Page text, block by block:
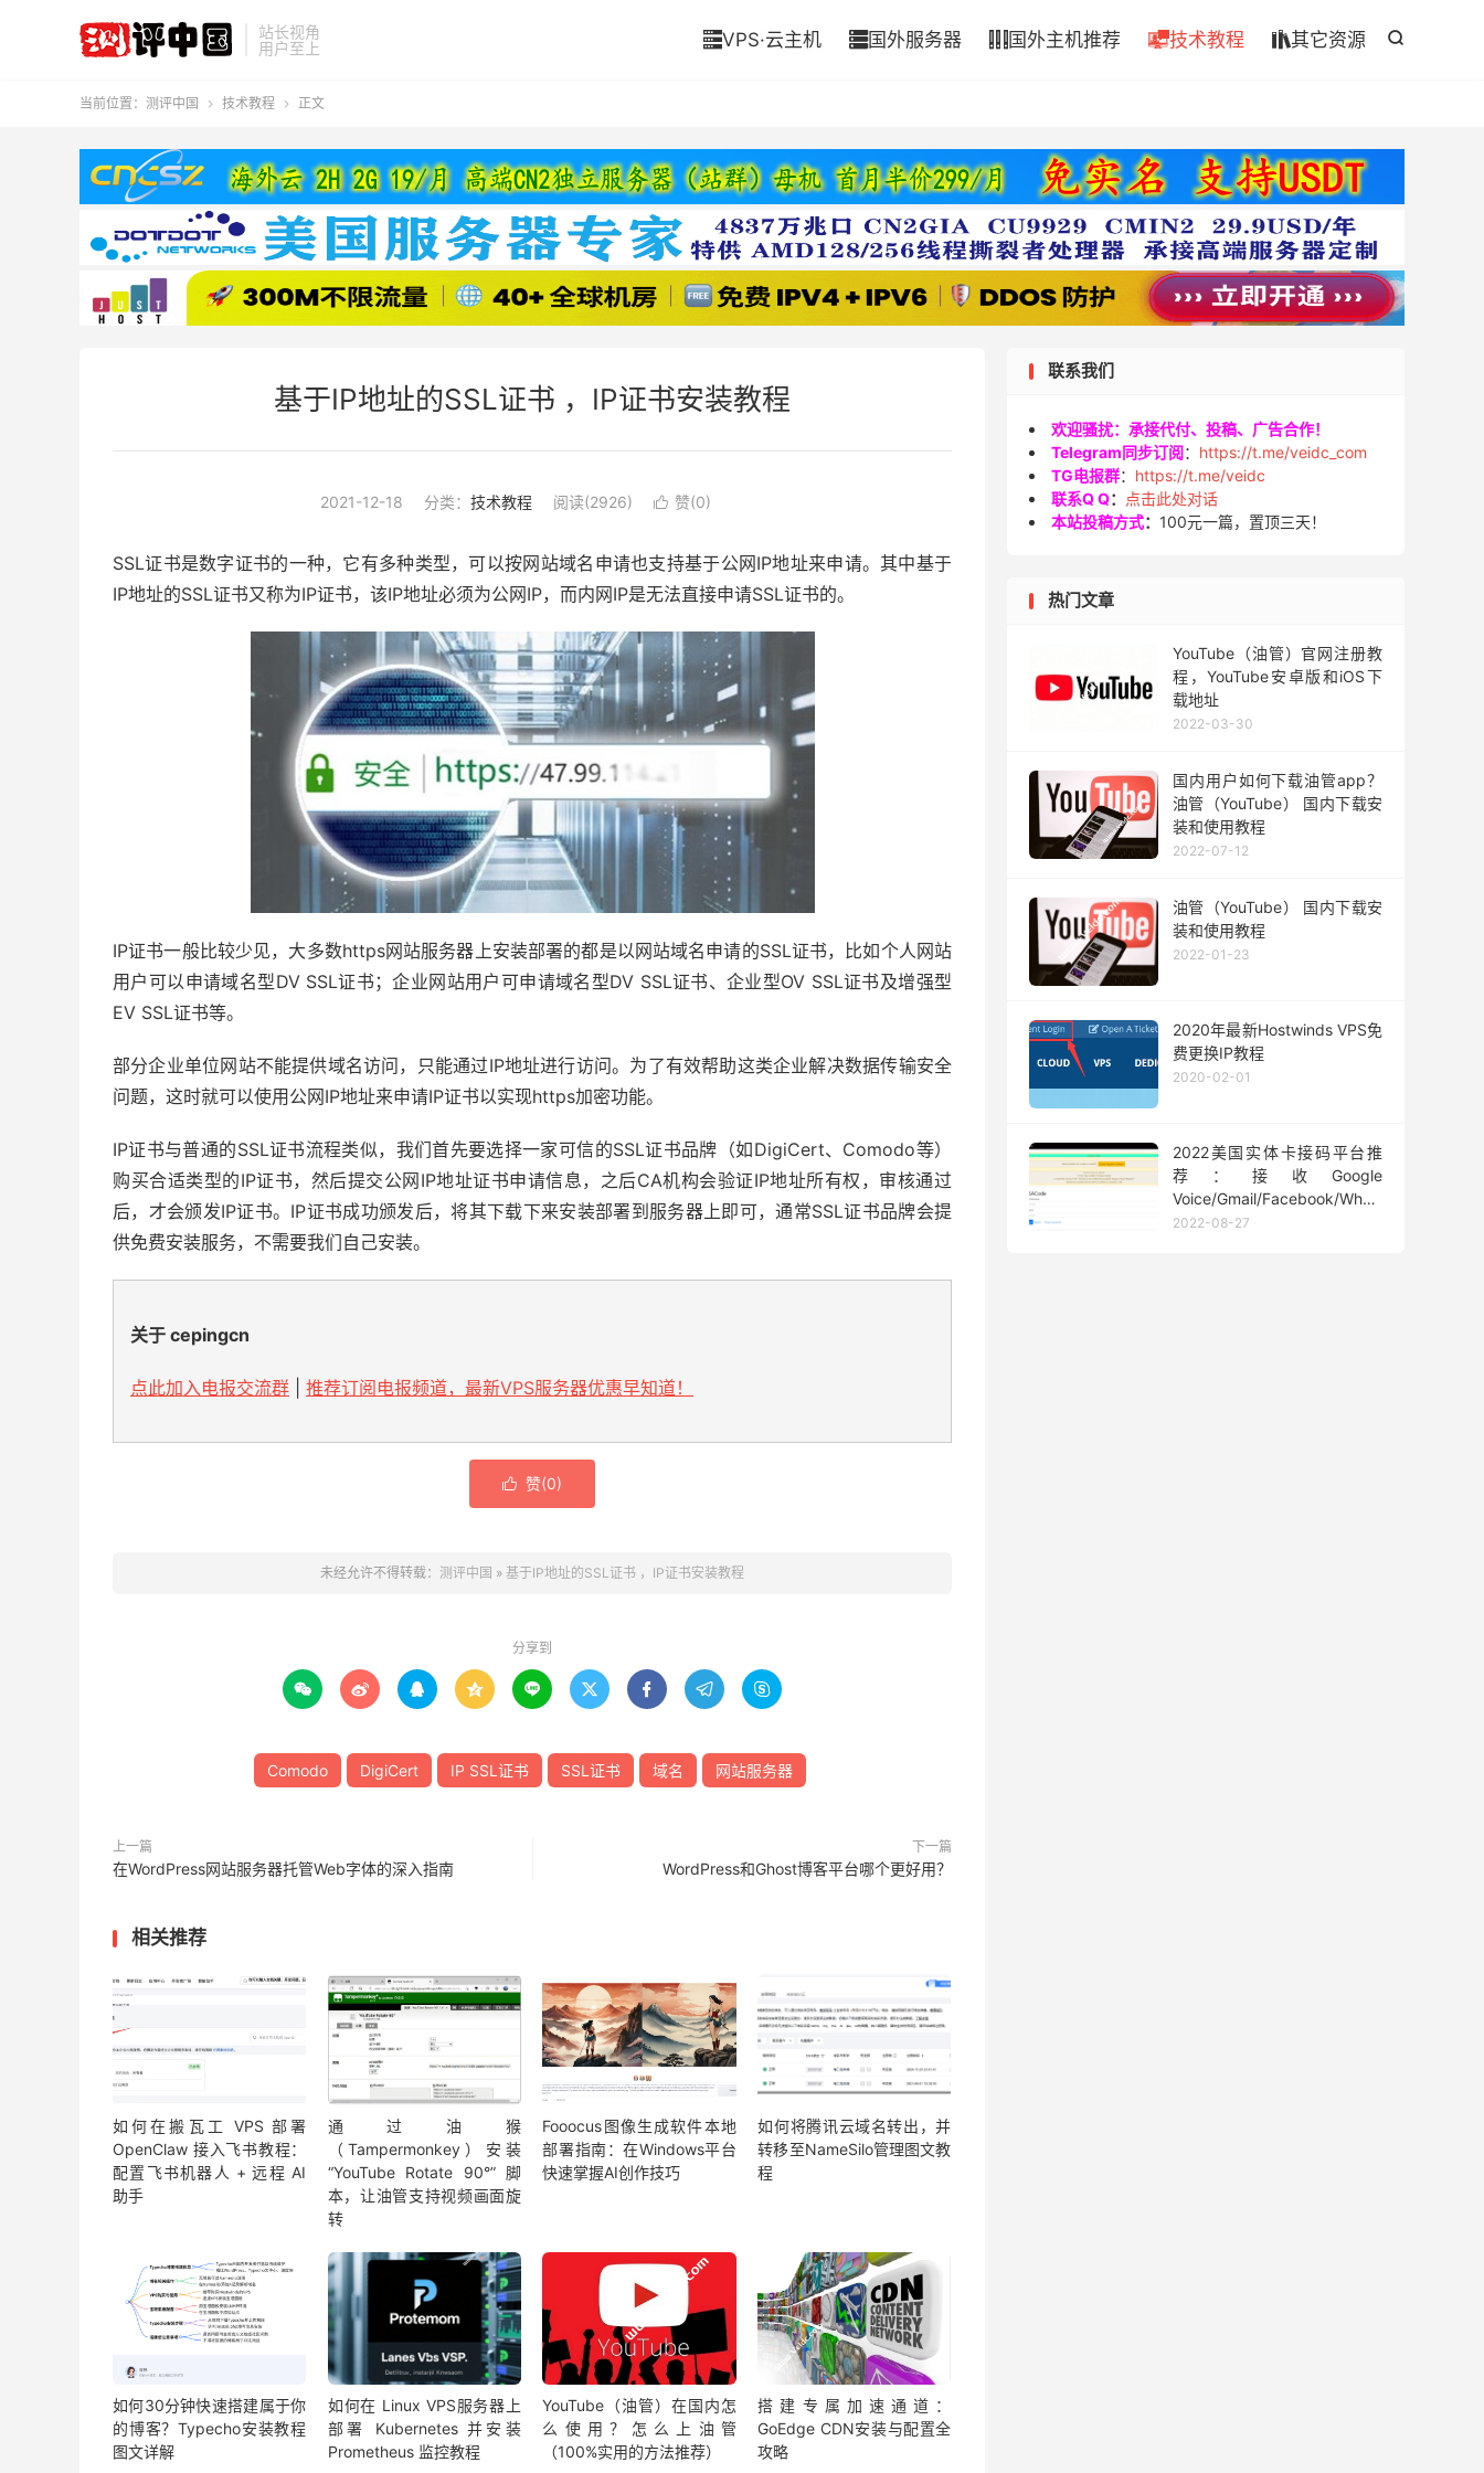
站长视角
用户至上

VPS·云主机 国外服务器  国外主机推荐 技术教程 其它资源
当前位置： 测评中国  技术教程  正文
基于IP地址的SSL证书 ，IP证书安装教程
2021-12-18 分类： 技术教程 阅读(2926)  赞(0)
SSL证书是数字证书的一种，它有多种类型，可以按网站域名申请也支持基于公网IP地址来申请。其中基于
IP地址的SSL证书又称为IP证书，该IP地址必须为公网IP，而内网IP是无法直接申请SSL证书的。
IP证书一般比较少见，大多数https网站服务器上安装部署的都是以网站域名申请的SSL证书，比如个人网站
用户可以申请域名型DV SSL证书；企业网站用户可申请域名型DV SSL证书、企业型OV SSL证书及增强型
EV SSL证书等。
部分企业单位网站不能提供域名访问，只能通过IP地址进行访问。为了有效帮助这类企业解决数据传输安全
问题，这时就可以使用公网IP地址来申请IP证书以实现https加密功能。
IP证书与普通的SSL证书流程类似，我们首先要选择一家可信的SSL证书品牌（如DigiCert、Comodo等）
购买合适类型的IP证书，然后提交公网IP地址证书申请信息，之后CA机构会验证IP地址所有权，审核通过
后，才会颁发IP证书。IP证书成功颁发后，将其下载下来安装部署到服务器上即可，通常SSL证书品牌会提
供免费安装服务，不需要我们自己安装。
关于 cepingcn
点此加入电报交流群 推荐订阅电报频道，最新VPS服务器优惠早知道！
 赞(0)
未经允许不得转载： 测评中国 » 基于IP地址的SSL证书 ，IP证书安装教程
分享到
        
Comodo DigiCert IP SSL证书 SSL证书 域名 网站服务器
上一篇
在WordPress网站服务器托管Web字体的深入指南
下一篇
WordPress和Ghost博客平台哪个更好用？
相关推荐
如何在搬瓦工 VPS 部署
OpenClaw 接入飞书教程：
配置飞书机器人 + 远程 AI
助手
通过油猴
（Tampermonkey）安装
“YouTube Rotate 90°” 脚
本，让油管支持视频画面旋
转
Fooocus图像生成软件本地
部署指南：在Windows平台
快速掌握AI创作技巧
如何将腾讯云域名转出，并
转移至NameSilo管理图文教
程
如何30分钟快速搭建属于你
的博客？Typecho安装教程
图文详解
如何在 Linux VPS服务器上
部署 Kubernetes 并安装
Prometheus 监控教程
YouTube（油管）在国内怎
么使用？怎么上油管
（100%实用的方法推荐）
搭建专属加速通道：
GoEdge CDN安装与配置全
攻略
联系我们
欢迎骚扰：承接代付、投稿、广告合作！
Telegram同步订阅： https://t.me/veidc_com
TG电报群： https://t.me/veidc
联系Q Q：
点击此处对话
本站投稿方式： 100元一篇，置顶三天！
热门文章
YouTube（油管）官网注册教
程，YouTube安卓版和iOS下
载地址
2022-03-30
国内用户如何下载油管app？
油管（YouTube） 国内下载安
装和使用教程
2022-07-12
油管（YouTube） 国内下载安
装和使用教程
2022-01-23
2020年最新Hostwinds VPS免
费更换IP教程
2020-02-01
2022美国实体卡接码平台推
荐：接收Google
Voice/Gmail/Facebook/Whatsapp
等短信验证码
2022-08-27